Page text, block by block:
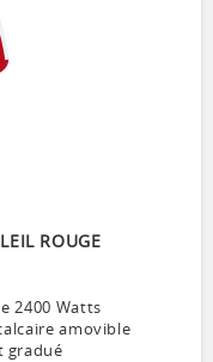
ROUGE
2400 Watts
amovible
gradué